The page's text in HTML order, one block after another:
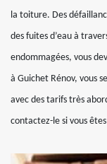
la toiture. Des
des fuites d’eau à
endommagées, vous
à Guichet Rénov, vous
avec des tarifs très
contactez-le si vous